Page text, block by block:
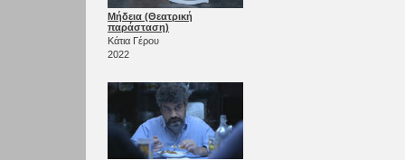
Μήδεια (Θεατρική
παράσταση)
Κάτια Γέρου
2022